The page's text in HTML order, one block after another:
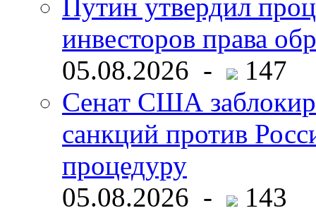
Путин утвердил
инвесторов права
05.08.2026 -
147
Сенат США
санкций против
процедуру
05.08.2026 -
143